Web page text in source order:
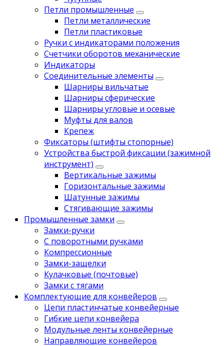
Петли промышленные
Петли металлические
Петли пластиковые
Ручки с индикаторами положения
Счетчики оборотов механические
Индикаторы
Соединительные элементы
Шарниры вильчатые
Шарниры сферические
Шарниры угловые и осевые
Муфты для валов
Крепеж
Фиксаторы (штифты стопорные)
Устройства быстрой фиксации (зажимной
инструмент)
Вертикальные зажимы
Горизонтальные зажимы
Шатунные зажимы
Стягивающие зажимы
Промышленные замки
Замки-ручки
С поворотными ручками
Компрессионные
Замки-защелки
Кулачковые (почтовые)
Замки с тягами
Комплектующие для конвейеров
Цепи пластинчатые конвейерные
Гибкие цепи конвейера
Модульные ленты конвейерные
Направляющие конвейеров